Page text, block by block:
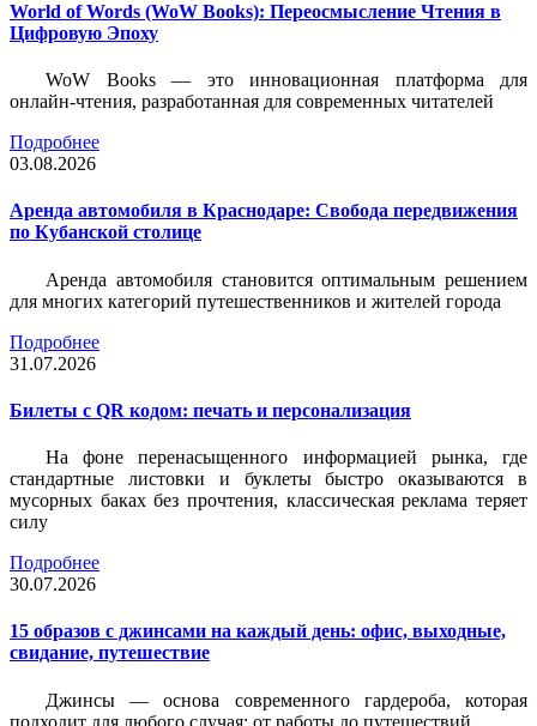
World of Words (WoW Books): Переосмысление Чтения в
Цифровую Эпоху
WoW Books — это инновационная платформа для
онлайн-чтения, разработанная для современных читателей
Подробнее
03.08.2026
Аренда автомобиля в Краснодаре: Свобода передвижения
по Кубанской столице
Аренда автомобиля становится оптимальным решением
для многих категорий путешественников и жителей города
Подробнее
31.07.2026
Билеты c QR кодом: печать и персонализация
На фоне перенасыщенного информацией рынка, где
стандартные листовки и буклеты быстро оказываются в
мусорных баках без прочтения, классическая реклама теряет
силу
Подробнее
30.07.2026
15 образов с джинсами на каждый день: офис, выходные,
свидание, путешествие
Джинсы — основа современного гардероба, которая
подходит для любого случая: от работы до путешествий